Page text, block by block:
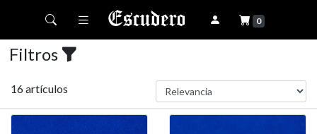
Toggle navigation 0
Filtros
16 artículos